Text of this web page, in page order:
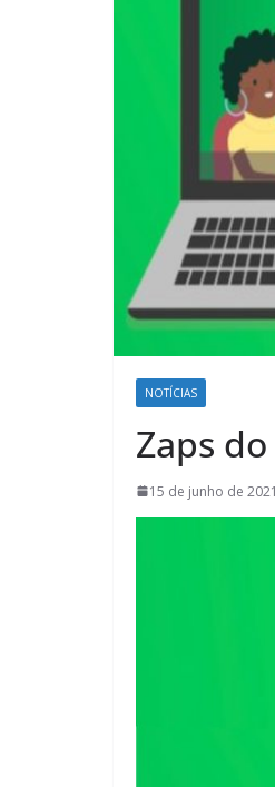
NOTÍCIAS
Zaps
15 de junho de 2021